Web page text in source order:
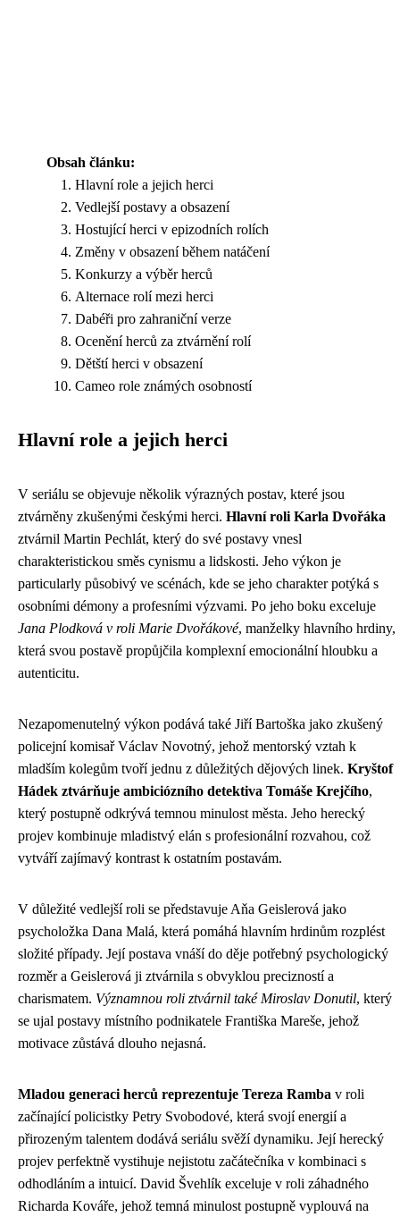
Obsah článku:
Hlavní role a jejich herci
Vedlejší postavy a obsazení
Hostující herci v epizodních rolích
Změny v obsazení během natáčení
Konkurzy a výběr herců
Alternace rolí mezi herci
Dabéři pro zahraniční verze
Ocenění herců za ztvárnění rolí
Dětští herci v obsazení
Cameo role známých osobností
Hlavní role a jejich herci
V seriálu se objevuje několik výrazných postav, které jsou
ztvárněny zkušenými českými herci. Hlavní roli Karla Dvořáka
ztvárnil Martin Pechlát, který do své postavy vnesl
charakteristickou směs cynismu a lidskosti. Jeho výkon je
particularly působivý ve scénách, kde se jeho charakter potýká s
osobními démony a profesními výzvami. Po jeho boku exceluje
Jana Plodková v roli Marie Dvořákové, manželky hlavního hrdiny,
která svou postavě propůjčila komplexní emocionální hloubku a
autenticitu.
Nezapomenutelný výkon podává také Jiří Bartoška jako zkušený
policejní komisař Václav Novotný, jehož mentorský vztah k
mladším kolegům tvoří jednu z důležitých dějových linek. Kryštof
Hádek ztvárňuje ambiciózního detektiva Tomáše Krejčího,
který postupně odkrývá temnou minulost města. Jeho herecký
projev kombinuje mladistvý elán s profesionální rozvahou, což
vytváří zajímavý kontrast k ostatním postavám.
V důležité vedlejší roli se představuje Aňa Geislerová jako
psycholožka Dana Malá, která pomáhá hlavním hrdinům rozplést
složité případy. Její postava vnáší do děje potřebný psychologický
rozměr a Geislerová ji ztvárnila s obvyklou precizností a
charismatem. Významnou roli ztvárnil také Miroslav Donutil, který
se ujal postavy místního podnikatele Františka Mareše, jehož
motivace zůstává dlouho nejasná.
Mladou generaci herců reprezentuje Tereza Ramba v roli
začínající policistky Petry Svobodové, která svojí energií a
přirozeným talentem dodává seriálu svěží dynamiku. Její herecký
projev perfektně vystihuje nejistotu začátečníka v kombinaci s
odhodláním a intuicí. David Švehlík exceluje v roli záhadného
Richarda Kováře, jehož temná minulost postupně vyplouvá na